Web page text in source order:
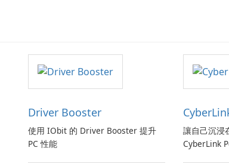
Driver Booster
使用 IObit 的 Driver Booster 提升
PC 性能
讓自己沉浸
CyberLink